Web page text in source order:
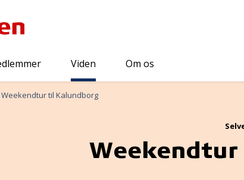
Viden Om os
Weekendtur til Kalundborg